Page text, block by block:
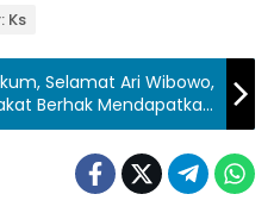
Ks
Selamat Ari Wibowo,
Berhak Mendapatkan